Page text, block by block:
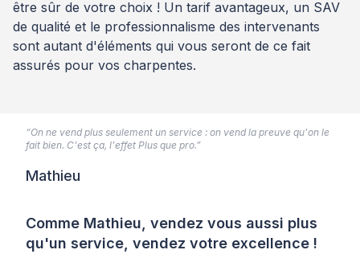
être sûr de votre choix ! Un tarif avantageux, un SAV
de qualité et le professionnalisme des intervenants
sont autant d'éléments qui vous seront de ce fait
assurés pour vos charpentes.
Comme Mathieu, vendez vous aussi plus
qu'un service, vendez votre excellence !
“On ne vend plus seulement un service : on vend la preuve qu'on le
fait bien. C'est ça, l'effet Plus que pro.”
Mathieu